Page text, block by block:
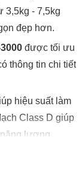
3,5kg - 7,5kg
đẹp hơn.
được tối ưu
thông tin chi tiết
hiệu suất làm
Class D giúp
lượng
hiện đại cho